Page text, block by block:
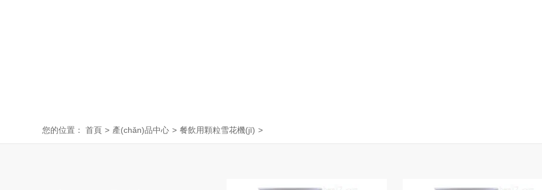
您的位置： 首頁 > 產(chǎn)品中心 > 餐飲用顆粒雪花機(jī) >